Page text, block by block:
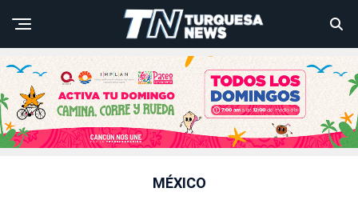
MÉXICO